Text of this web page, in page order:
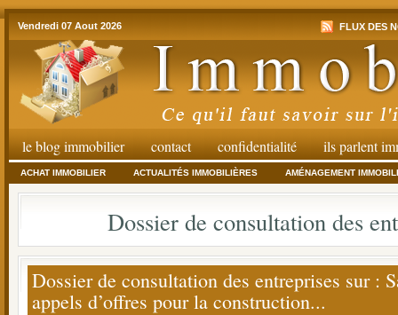
Vendredi 07 Aout 2026 FLUX DES
le blog immobilier contact confidentialité ils parlent
ACHAT IMMOBILIER ACTUALITÉS IMMOBILIÈRES AMÉNAGEMENT
Dossier de consultation des
Dossier de consultation des entreprises sur :
appels d’offres pour la construction...